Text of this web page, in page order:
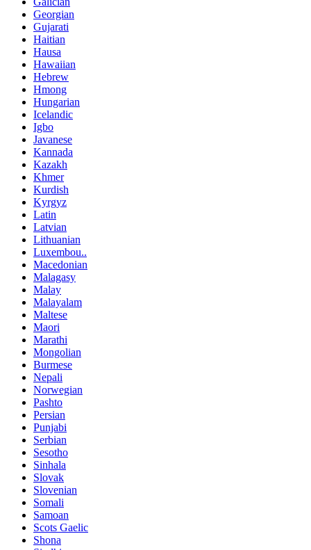
Georgian
Gujarati
Haitian
Hausa
Hawaiian
Hebrew
Hmong
Hungarian
Icelandic
Igbo
Javanese
Kannada
Kazakh
Khmer
Kurdish
Kyrgyz
Latin
Latvian
Lithuanian
Luxembou..
Macedonian
Malagasy
Malay
Malayalam
Maltese
Maori
Marathi
Mongolian
Burmese
Nepali
Norwegian
Pashto
Persian
Punjabi
Serbian
Sesotho
Sinhala
Slovak
Slovenian
Somali
Samoan
Scots Gaelic
Shona